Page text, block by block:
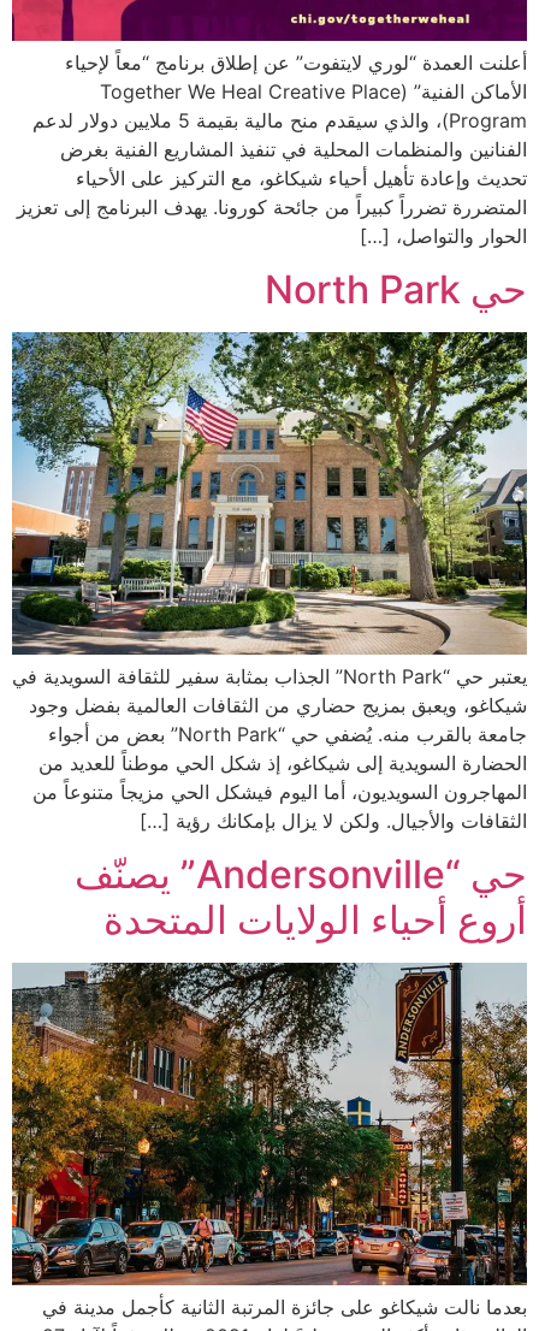
أعلنت العمدة “لوري لايتفوت” عن إطلاق برنامج “معاً لإحياء
الأماكن الفنية” (Together We Heal Creative Place
Program)، والذي سيقدم منح مالية بقيمة 5 ملايين دولار لدعم
الفنانين والمنظمات المحلية في تنفيذ المشاريع الفنية بغرض
تحديث وإعادة تأهيل أحياء شيكاغو، مع التركيز على الأحياء
المتضررة تضرراً كبيراً من جائحة كورونا. يهدف البرنامج إلى تعزيز
الحوار والتواصل، […]
حي North Park
يعتبر حي “North Park” الجذاب بمثابة سفير للثقافة السويدية في
شيكاغو، ويعبق بمزيج حضاري من الثقافات العالمية بفضل وجود
جامعة بالقرب منه. يُضفي حي “North Park” بعض من أجواء
الحضارة السويدية إلى شيكاغو، إذ شكل الحي موطناً للعديد من
المهاجرون السويديون، أما اليوم فيشكل الحي مزيجاً متنوعاً من
الثقافات والأجيال. ولكن لا يزال بإمكانك رؤية […]
حي “Andersonville” يصنّف
أروع أحياء الولايات المتحدة
بعدما نالت شيكاغو على جائزة المرتبة الثانية كأجمل مدينة في